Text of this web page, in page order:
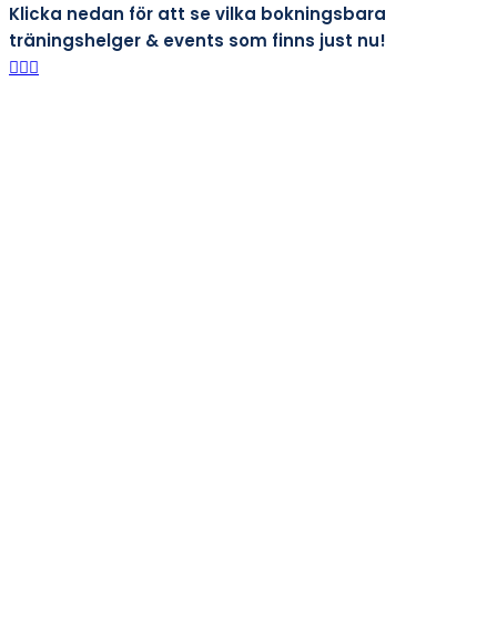
Klicka nedan för att se vilka bokningsbara
träningshelger & events som finns just nu!